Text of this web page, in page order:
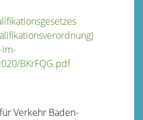
im-
BKrFQG.pdf
Verkehr Baden-